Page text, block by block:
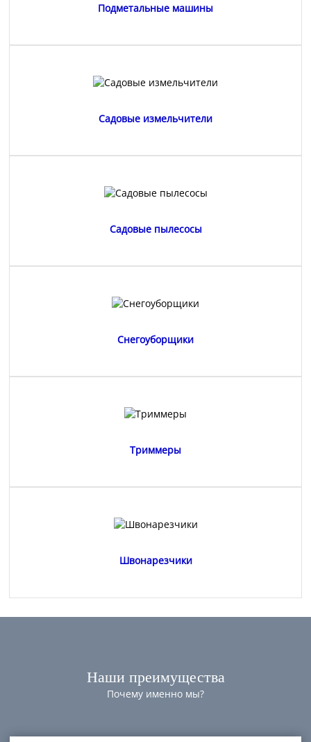
Подметальные машины
Садовые измельчители
Садовые пылесосы
Снегоуборщики
Триммеры
Швонарезчики
Наши преимущества
Почему именно мы?